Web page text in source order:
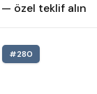
özel teklif alın
#280